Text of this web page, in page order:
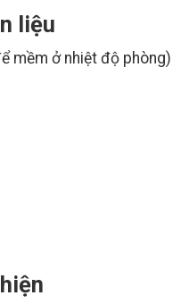
liệu
mềm ở nhiệt độ phòng)